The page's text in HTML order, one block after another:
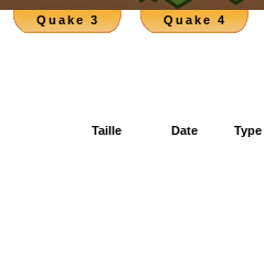
Quake 4
Quake 3
Taille Date
Type